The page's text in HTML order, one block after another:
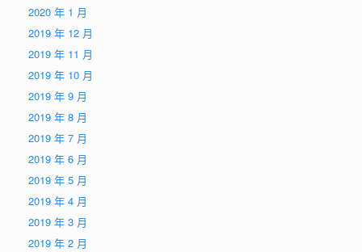
2020 年 1 月
2019 年 12 月
2019 年 11 月
2019 年 10 月
2019 年 9 月
2019 年 8 月
2019 年 7 月
2019 年 6 月
2019 年 5 月
2019 年 4 月
2019 年 3 月
2019 年 2 月